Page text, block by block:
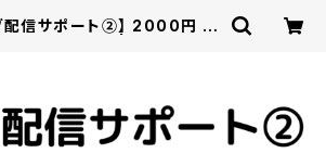
配信サポート②】 2000円 未